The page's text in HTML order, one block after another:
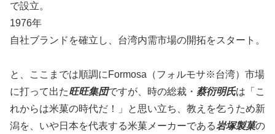
で設立。
1976年
自社ブランドを確立し、台湾内需市場の開拓をスタート。
と、ここまでは順調にFormosa（フォルモサ※台湾）市場
に打って出た旺旺集団ですが、時の総裁・ 蔡衍明氏は 「こ
れからは米菓の時代だ！」と思い立ち、教えを乞うため新
潟を、いや日本を代表する米菓メーカーである岩塚製菓の